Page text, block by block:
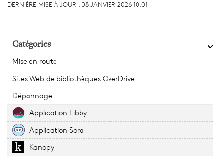
DERNIÈRE MISE À JOUR : 08 JANVIER 2026 10:01
Catégories
Mise en route
Sites Web de bibliothèques OverDrive
Dépannage
Application Libby
Application Sora
Kanopy